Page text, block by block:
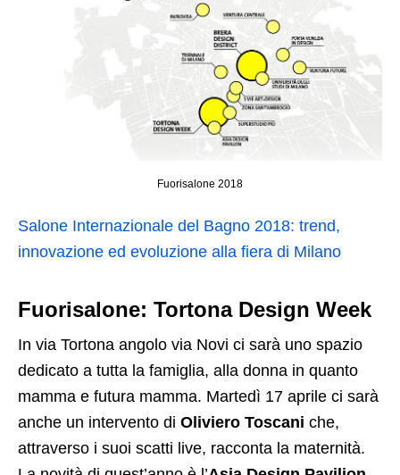
Fuorisalone 2018
Salone Internazionale del Bagno 2018: trend,
innovazione ed evoluzione alla fiera di Milano
Fuorisalone: Tortona Design Week
In via Tortona angolo via Novi ci sarà uno spazio
dedicato a tutta la famiglia, alla donna in quanto
mamma e futura mamma. Martedì 17 aprile ci sarà
anche un intervento di Oliviero Toscani che,
attraverso i suoi scatti live, racconta la maternità.